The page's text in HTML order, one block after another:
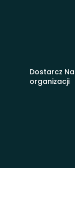
Dostarcz
organizacji